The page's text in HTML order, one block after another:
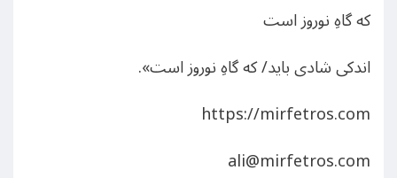
که گاهِ نوروز است
اندکی شادی بايد/ که گاهِ نوروز است».
https://mirfetros.com
ali@mirfetros.com